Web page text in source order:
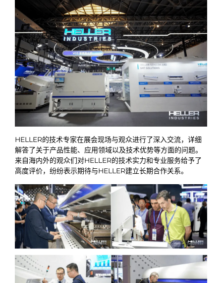
HELLER的技术专家在展会现场与观众进行了深入交流，详细
解答了关于产品性能、应用领域以及技术优势等方面的问题。
来自海内外的观众们对HELLER的技术实力和专业服务给予了
高度评价，纷纷表示期待与HELLER建立长期合作关系。